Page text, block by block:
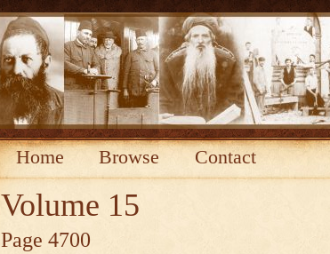
Home Browse Contact
Volume 15
Page 4700